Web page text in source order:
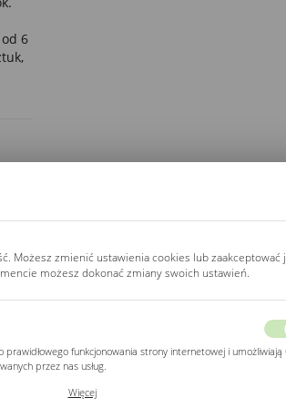
6
Możesz zmienić ustawienia cookies lub zaakceptować
możesz dokonać zmiany swoich ustawień.
prawidłowego funkcjonowania strony internetowej i umożliwiają
przez nas usług.
logowania czy wypełniania formularzy. Dzięki plikom
Więcej